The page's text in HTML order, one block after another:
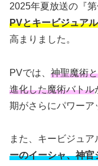
2025年夏放送の『
PVとキービジュアル
高まりました。
PVでは、 神聖魔術
進化した魔術バトル
期がさらにパワーア
また、キービジュア
ーのイーシャ、神官